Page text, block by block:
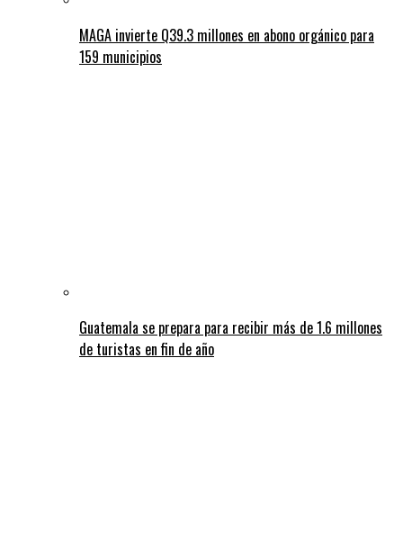
MAGA invierte Q39.3 millones en abono orgánico para
159 municipios
Guatemala se prepara para recibir más de 1.6 millones
de turistas en fin de año